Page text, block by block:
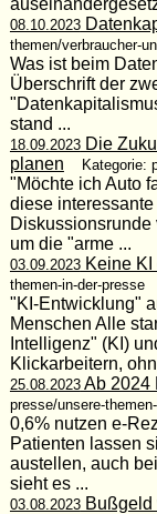
08.10.2023
themen/verbraucher-
Was ist beim
Überschrift der
stand ...
18.09.2023Die
planen
Kategorie:
"Möchte ich Auto
diese
um die "arme ...
03.09.2023Keine KI
themen-in-der-presse
"KI-Entwicklung"
Menschen Alle
Intelligenz" (KI)
Klickarbeitern,
25.08.2023Ab 2024
presse/unsere-
0,6% nutzen e-
Patienten lassen
austellen, auch
sieht es ...
03.08.2023Bußgeld